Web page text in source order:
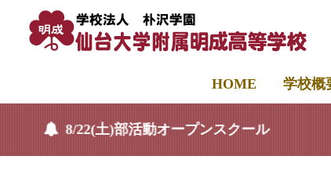
HOME 学校概
8/22(土)部活動オープンスクール